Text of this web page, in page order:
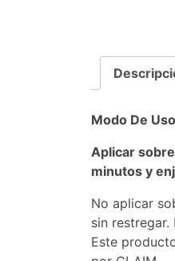
Modo De Uso
Aplicar
minutos y
No aplicar
sin
Este